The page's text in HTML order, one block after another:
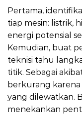
Pertama,
tiap mesin: listrik,
energi potensial
Kemudian, buat
teknisi tahu
titik. Sebagai
berkurang
yang dilewatkan.
menekankan